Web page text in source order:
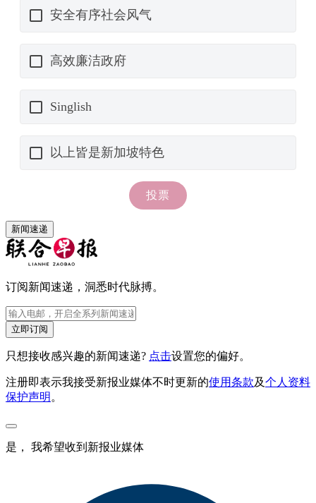
新闻速递
订阅新闻速递，洞悉时代脉搏。
立即订阅
只想接收感兴趣的新闻速递? 点击设置您的偏好。
注册即表示我接受新报业媒体不时更新的使用条款及个人资料
保护声明。
是， 我希望收到新报业媒体